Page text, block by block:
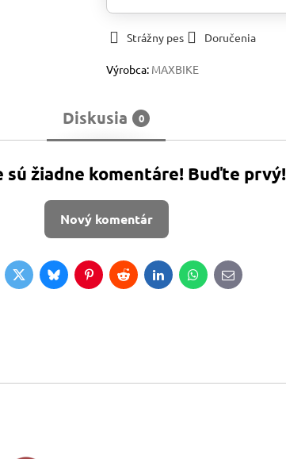
Strážny pes Doručenia
Výrobca: MAXBIKE
Diskusia 0
sú žiadne komentáre! Buďte prvý!
Nový komentár
TwitterBlueskyPinterestRedditLinkedInWhatsApp
E-
mail